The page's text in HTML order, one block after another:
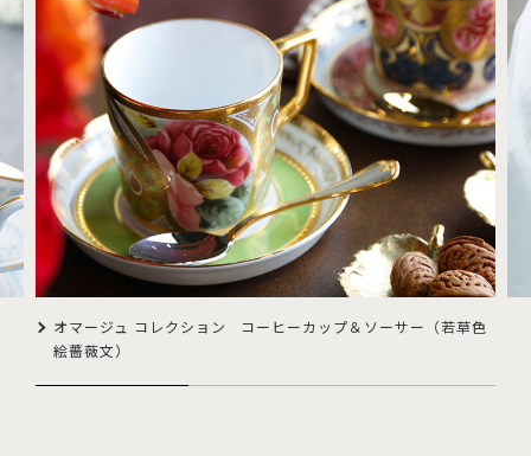
オマージュ コレクション コーヒーカップ＆ソーサー（若草色
絵薔薇文）